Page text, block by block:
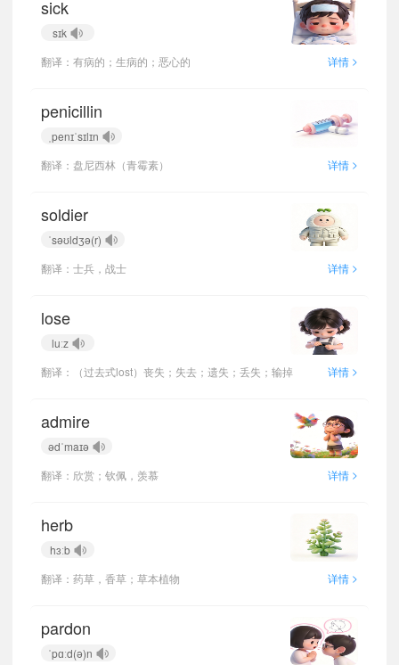
sick
sɪk
翻译：有病的；生病的；恶心的
详情 >
penicillin
ˌpenɪˈsɪlɪn
翻译：盘尼西林（青霉素）
详情 >
soldier
ˈsəʊldʒə(r)
翻译：士兵，战士
详情 >
lose
luːz
翻译：（过去式lost）丧失；失去；遗失；丢失；输掉
详情 >
admire
ədˈmaɪə
翻译：欣赏；钦佩，羡慕
详情 >
herb
hɜːb
翻译：药草，香草；草本植物
详情 >
pardon
ˈpɑːd(ə)n